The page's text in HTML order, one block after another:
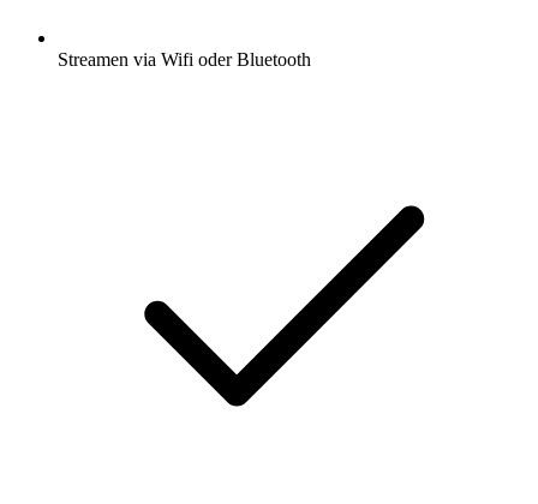
Streamen via Wifi oder Bluetooth